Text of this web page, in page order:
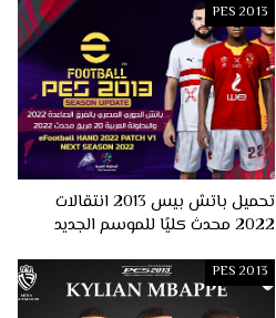
PES 2013
تحميل باتش بيس 2013 انتقالات
2022 محدث كليًا للموسم الجديد
PES 2013